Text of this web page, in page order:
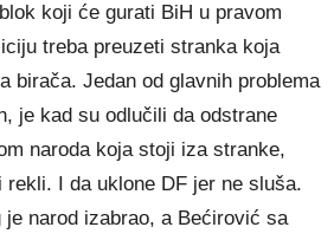
koji će gurati BiH u pravom
treba preuzeti stranka koja
birača. Jedan od glavnih problema
je kad su odlučili da odstrane
naroda koja stoji iza stranke,
I da uklone DF jer ne sluša.
je narod izabrao, a Bećirović sa